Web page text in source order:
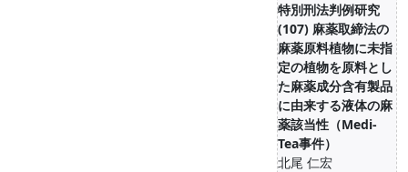
特別刑法判例研究
(107) 麻薬取締法の
麻薬原料植物に未指
定の植物を原料とし
た麻薬成分含有製品
に由来する液体の麻
薬該当性（Medi-
Tea事件）
北尾 仁宏